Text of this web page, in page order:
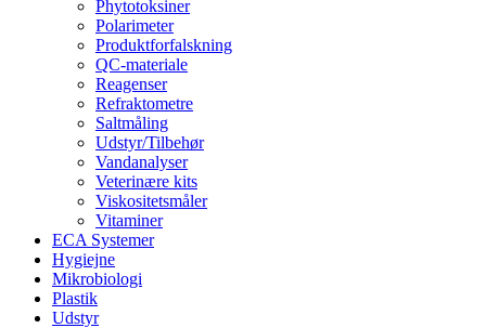
Phytotoksiner
Polarimeter
Produktforfalskning
QC-materiale
Reagenser
Refraktometre
Saltmåling
Udstyr/Tilbehør
Vandanalyser
Veterinære kits
Viskositetsmåler
Vitaminer
ECA Systemer
Hygiejne
Mikrobiologi
Plastik
Udstyr